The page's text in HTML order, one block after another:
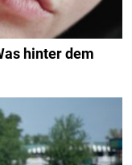
hinter dem